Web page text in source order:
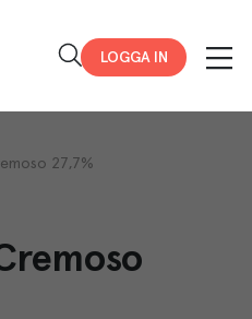
LOGGA IN
27,7%